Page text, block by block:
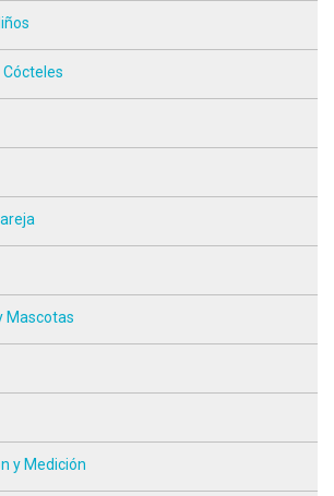
Cócteles
Mascotas
y Medición